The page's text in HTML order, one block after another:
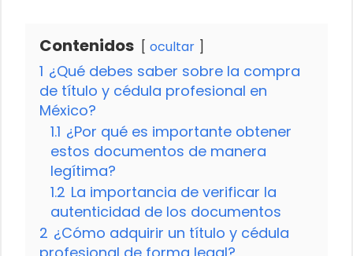
Contenidos ocultar
1 ¿Qué debes saber sobre la compra
de título y cédula profesional en
México?
1.1 ¿Por qué es importante obtener
estos documentos de manera
legítima?
1.2 La importancia de verificar la
autenticidad de los documentos
2 ¿Cómo adquirir un título y cédula